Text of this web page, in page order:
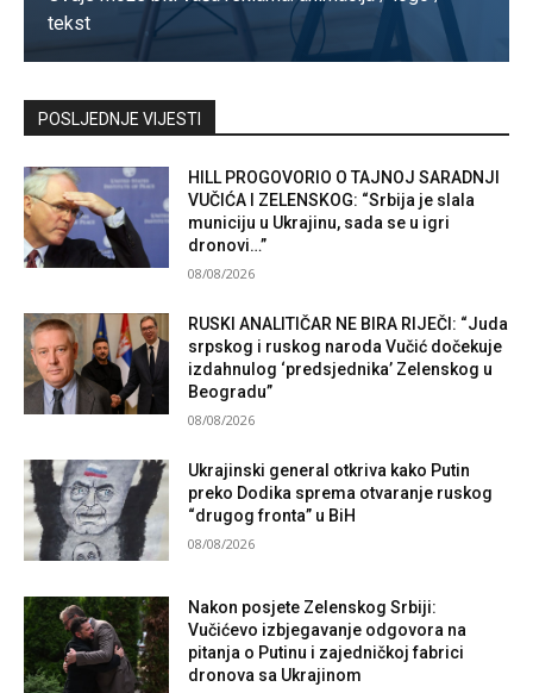
tekst
Kontaktirajte nas
POSLJEDNJE VIJESTI
HILL PROGOVORIO O TAJNOJ SARADNJI
VUČIĆA I ZELENSKOG: “Srbija je slala
municiju u Ukrajinu, sada se u igri
dronovi…”
08/08/2026
RUSKI ANALITIČAR NE BIRA RIJEČI: “Juda
srpskog i ruskog naroda Vučić dočekuje
izdahnulog ‘predsjednika’ Zelenskog u
Beogradu”
08/08/2026
Ukrajinski general otkriva kako Putin
preko Dodika sprema otvaranje ruskog
“drugog fronta” u BiH
08/08/2026
Nakon posjete Zelenskog Srbiji:
Vučićevo izbjegavanje odgovora na
pitanja o Putinu i zajedničkoj fabrici
dronova sa Ukrajinom